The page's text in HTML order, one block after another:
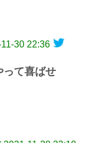
30 22:36
って喜ばせ